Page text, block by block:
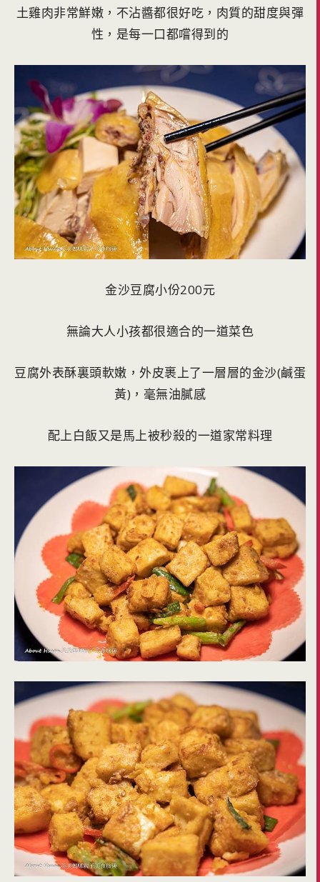
土雞肉非常鮮嫩，不沾醬都很好吃，肉質的甜度與彈
性，是每一口都嚐得到的
金沙豆腐小份200元
無論大人小孩都很適合的一道菜色
豆腐外表酥裏頭軟嫩，外皮裹上了一層層的金沙(鹹蛋
黃)，毫無油膩感
配上白飯又是馬上被秒殺的一道家常料理